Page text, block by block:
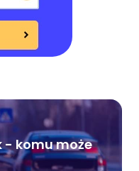
- komu może